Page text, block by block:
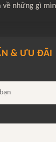
về những gì
& ƯU ĐÃI